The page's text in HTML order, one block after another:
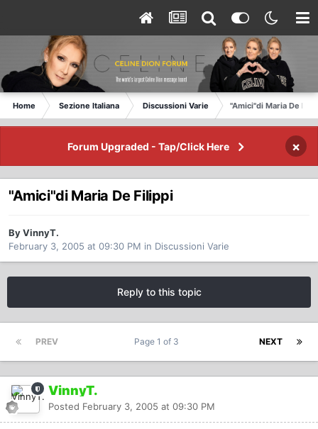
Home Sezione Italiana Discussioni Varie "Amici"di Maria De
Forum Upgraded - Tap/Click Here ×
"Amici"di Maria De Filippi
By VinnyT.
February 3, 2005 at 09:30 PM in Discussioni Varie
Reply to this topic
PREV NEXT
Page 1 of 3
VinnyT.
Posted February 3, 2005 at 09:30 PM